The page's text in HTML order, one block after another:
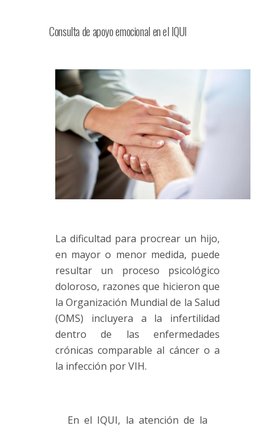
Consulta de apoyo emocional en el IQUI
La dificultad para procrear un hijo,
en mayor o menor medida, puede
resultar un proceso psicológico
doloroso, razones que hicieron que
la Organización Mundial de la Salud
(OMS) incluyera a la infertilidad
dentro de las enfermedades
crónicas comparable al cáncer o a
la infección por VIH.
En el IQUI, la atención de la